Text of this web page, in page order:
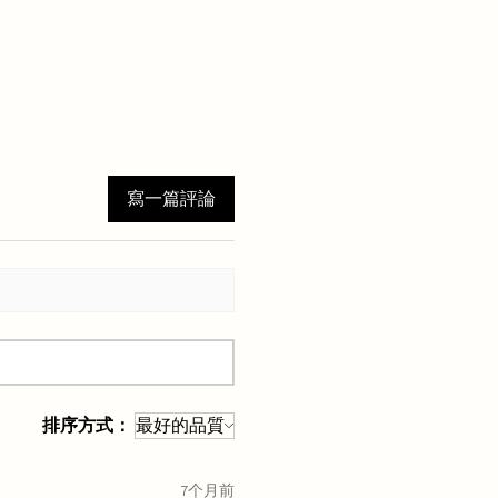
寫一篇評論
排序方式：
7个月前